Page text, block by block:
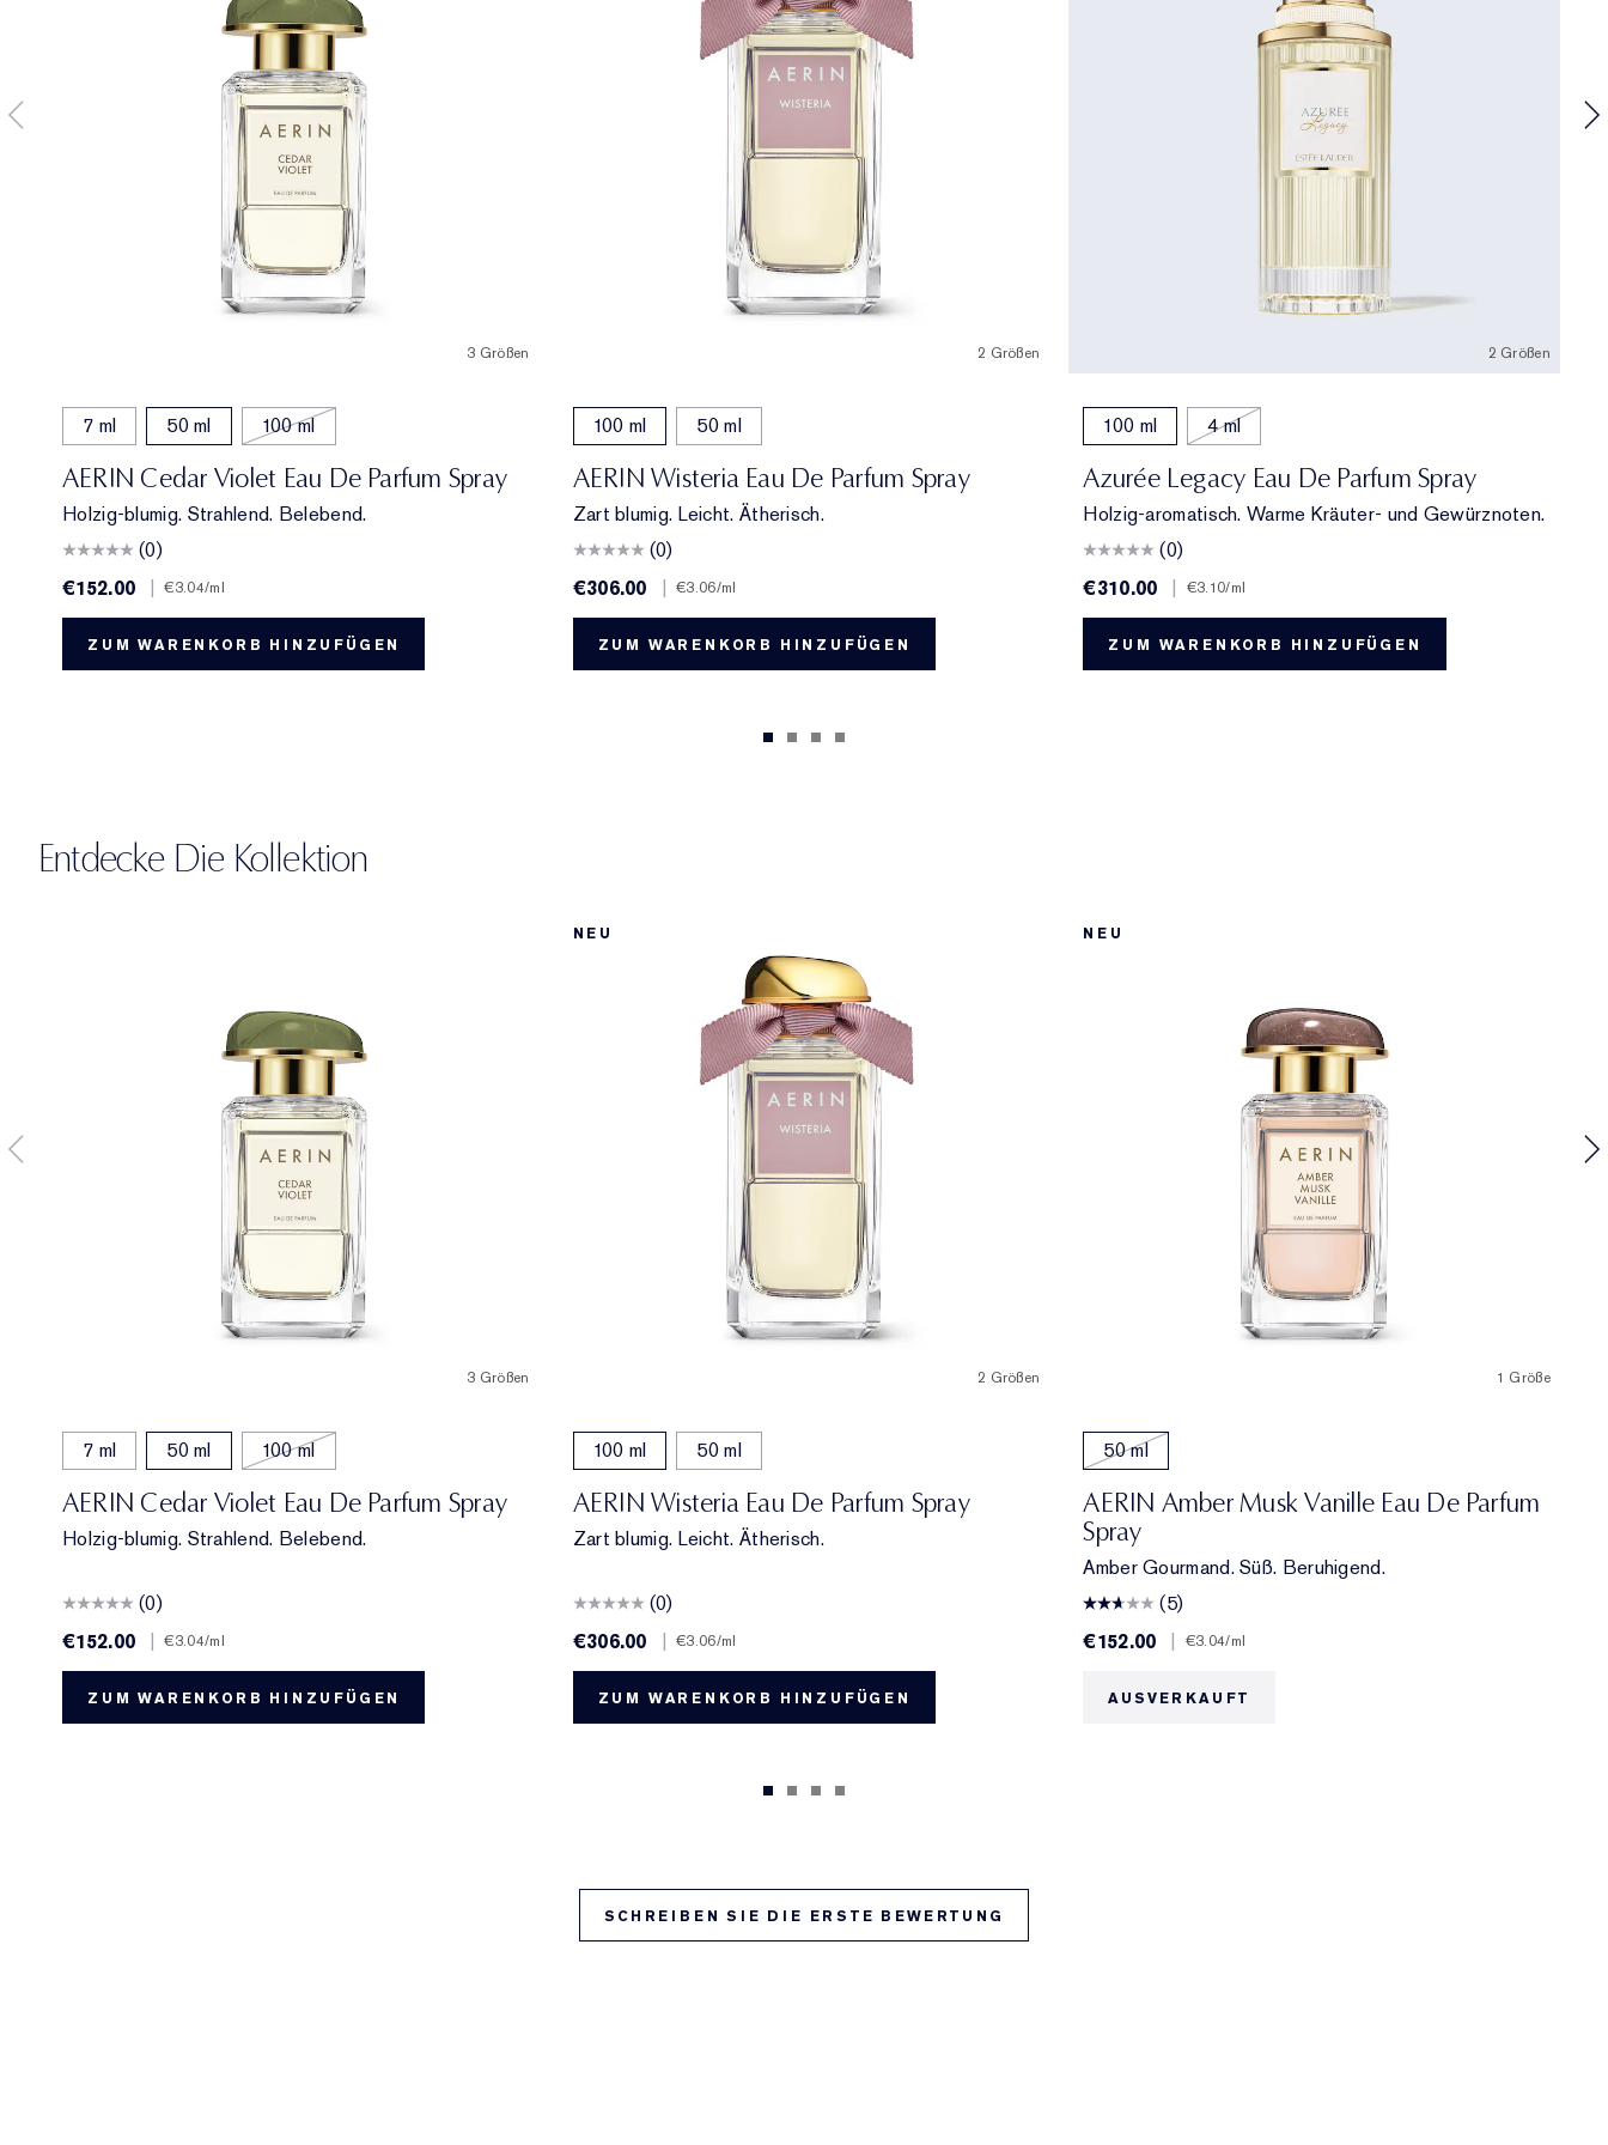
3 Größen
7 ml 50 ml 100 ml
AERIN Cedar Violet Eau De Parfum Spray
Holzig-blumig. Strahlend. Belebend.
(0)
€152.00
| €3.04/ml
ZUM WARENKORB HINZUFÜGEN
2 Größen
100 ml 50 ml
AERIN Wisteria Eau De Parfum Spray
Zart blumig. Leicht. Ätherisch.
(0)
€306.00
| €3.06/ml
ZUM WARENKORB HINZUFÜGEN
2 Größen
100 ml 4 ml
Azurée Legacy Eau De Parfum Spray
Holzig-aromatisch. Warme Kräuter- und Gewürznoten.
(0)
€310.00
| €3.10/ml
ZUM WARENKORB HINZUFÜGEN
Entdecke Die Kollektion
3 Größen
7 ml 50 ml 100 ml
AERIN Cedar Violet Eau De Parfum Spray
Holzig-blumig. Strahlend. Belebend.
(0)
€152.00
€3.04/ml
ZUM WARENKORB HINZUFÜGEN
NEU
2 Größen
100 ml 50 ml
AERIN Wisteria Eau De Parfum Spray
Zart blumig. Leicht. Ätherisch.
(0)
€306.00
€3.06/ml
ZUM WARENKORB HINZUFÜGEN
NEU
1 Größe
50 ml
AERIN Amber Musk Vanille Eau De Parfum
Spray
Amber Gourmand. Süß. Beruhigend.
(5)
€152.00
€3.04/ml
AUSVERKAUFT
SCHREIBEN SIE DIE ERSTE BEWERTUNG